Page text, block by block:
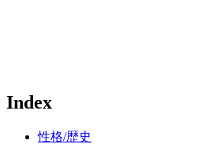
Index
性格/歴史